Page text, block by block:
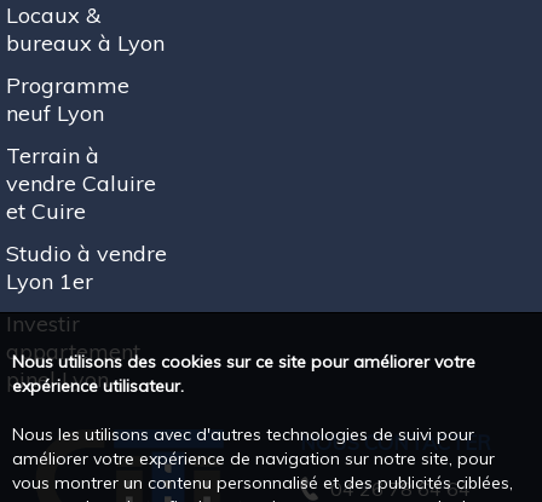
Locaux &
bureaux à Lyon
Programme
neuf Lyon
Terrain à
vendre Caluire
et Cuire
Studio à vendre
Lyon 1er
Investir
appartement
pinel Lyon
NOUS CONTACTER
04 26 78 64 64
Nous utilisons des cookies sur ce site pour améliorer votre
expérience utilisateur.
Nous les utilisons avec d'autres technologies de suivi pour
améliorer votre expérience de navigation sur notre site, pour
vous montrer un contenu personnalisé et des publicités ciblées,